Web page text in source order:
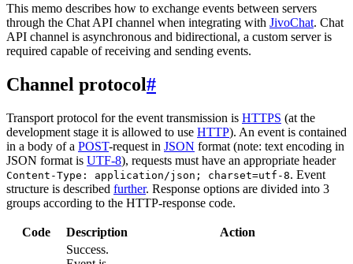
This memo describes how to exchange events between servers
through the Chat API channel when integrating with JivoChat. Chat
API channel is asynchronous and bidirectional, a custom server is
required capable of receiving and sending events.
Channel protocol#
Transport protocol for the event transmission is HTTPS (at the
development stage it is allowed to use HTTP). An event is contained
in a body of a POST-request in JSON format (note: text encoding in
JSON format is UTF-8), requests must have an appropriate header
Content-Type: application/json; charset=utf-8. Event
structure is described further. Response options are divided into 3
groups according to the HTTP-response code.
Code Description Action
Success.